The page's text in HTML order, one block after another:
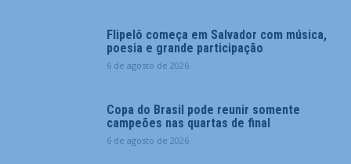
Flipelô começa em Salvador com música,
poesia e grande participação
6 de agosto de 2026
Copa do Brasil pode reunir somente
campeões nas quartas de final
6 de agosto de 2026